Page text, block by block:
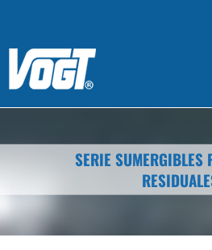
SERIE SUMERGIBLES